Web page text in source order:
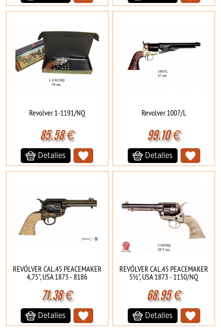
Revolver 1-1191/NQ
85.58€
Detalles
Revolver 1007/L
99.10€
Detalles
REVÓLVER CAL.45 PEACEMAKER
4,75", USA 1873 - 8186
71.38€
Detalles
REVÓLVER CAL.45 PEACEMAKER
5½", USA 1873 - 1150/NQ
68.95€
Detalles